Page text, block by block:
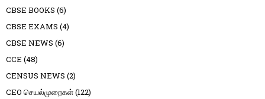
CBSE BOOKS (6)
CBSE EXAMS (4)
CBSE NEWS (6)
CCE (48)
CENSUS NEWS (2)
CEO செயல்முறைகள்(122)